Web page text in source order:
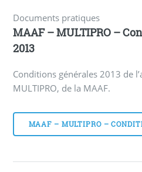
Documents pratiques
MAAF – MULTIPRO –
2013
Conditions générales 2013 de
MULTIPRO, de la MAAF.
MAAF – MULTIPRO –